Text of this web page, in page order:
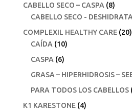
CABELLO SECO – CASPA (8)
CABELLO SECO -
COMPLEXIL HEALTHY CARE (20)
CAÍDA (10)
CASPA (6)
GRASA – HIPERHIDROSIS –
PARA TODOS LOS CABELLOS
K1 KARESTONE (4)